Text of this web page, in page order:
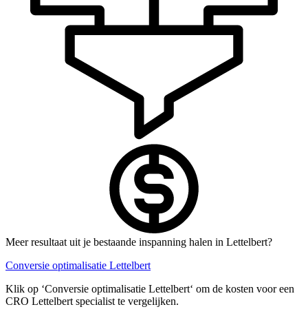
Meer resultaat uit je bestaande inspanning halen in Lettelbert?
Conversie optimalisatie Lettelbert
Klik op ‘Conversie optimalisatie Lettelbert‘ om de kosten voor een
CRO Lettelbert specialist te vergelijken.